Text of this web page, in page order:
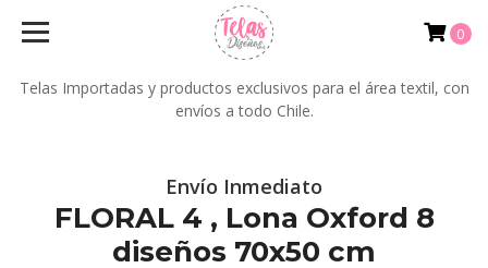
Telas Importadas y productos exclusivos para el área textil, con
envíos a todo Chile.
0
Envío Inmediato
FLORAL 4 , Lona Oxford 8
diseños 70x50 cm